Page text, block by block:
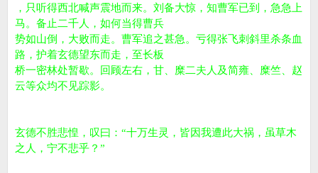
，只听得西北喊声震地而来。刘备大惊，知曹军已到，急急上
马。备止二千人，如何当得曹兵
势如山倒，大败而走。曹军追之甚急。亏得张飞刺斜里杀条血
路，护着玄德望东而走，至长板
桥一密林处暂歇。回顾左右，甘、糜二夫人及简雍、糜竺、赵
云等众均不见踪影。
玄德不胜悲惶，叹曰：“十万生灵，皆因我遭此大祸，虽草木
之人，宁不悲乎？”